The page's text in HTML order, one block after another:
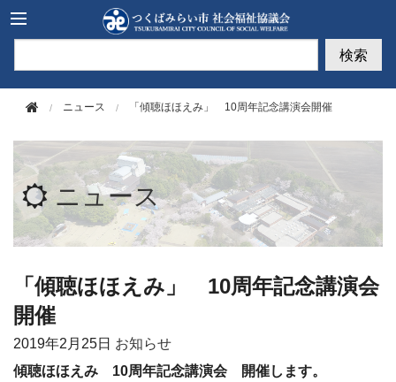
検索
ニュース 「傾聴ほほえみ」 10周年記念講演会開催
ニュース
「傾聴ほほえみ」 10周年記念講演会
開催
2019年2月25日 お知らせ
傾聴ほほえみ 10周年記念講演会 開催します。